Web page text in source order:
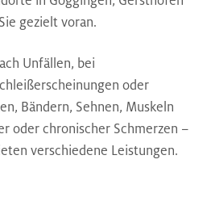
gezielt voran.
Unfällen, bei
oder
Bändern, Sehnen, Muskeln
oder chronischer Schmerzen –
verschiedene Leistungen.